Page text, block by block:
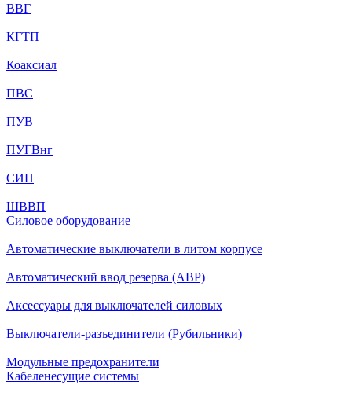
ВВГ
КГТП
Коаксиал
ПВС
ПУВ
ПУГВнг
СИП
ШВВП
Силовое оборудование
Автоматические выключатели в литом корпусе
Автоматический ввод резерва (АВР)
Аксессуары для выключателей силовых
Выключатели-разъединители (Рубильники)
Модульные предохранители
Кабеленесущие системы